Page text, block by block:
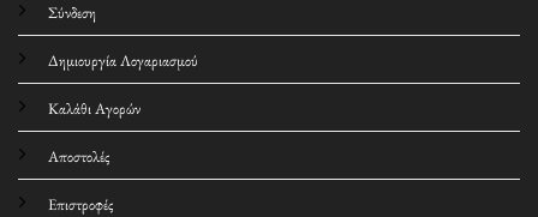
Σύνδεση
Δημιουργία Λογαριασμού
Καλάθι Αγορών
Αποστολές
Επιστροφές